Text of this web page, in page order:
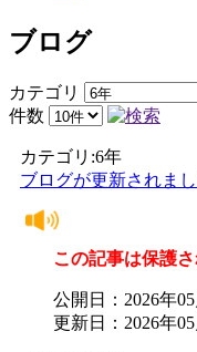
ブログ
カテゴリ
件数
カテゴリ:6年
ブログが更新されま
この記事は保護さ
公開日：2026年
更新日：2026年